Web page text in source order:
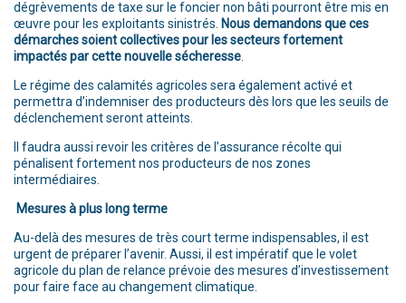
dégrèvements de taxe sur le foncier non bâti pourront être mis en
œuvre pour les exploitants sinistrés. Nous demandons que ces
démarches soient collectives pour les secteurs fortement
impactés par cette nouvelle sécheresse.
Le régime des calamités agricoles sera également activé et
permettra d’indemniser des producteurs dès lors que les seuils de
déclenchement seront atteints.
Il faudra aussi revoir les critères de l’assurance récolte qui
pénalisent fortement nos producteurs de nos zones
intermédiaires.
Mesures à plus long terme
Au-delà des mesures de très court terme indispensables, il est
urgent de préparer l’avenir. Aussi, il est impératif que le volet
agricole du plan de relance prévoie des mesures d’investissement
pour faire face au changement climatique.